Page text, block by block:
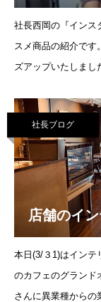
社長西岡の『インス
スメ商品の紹介です
ズアップいたしまし
社長ブログ
店舗のイ
本日(3/３1)はインテ
のカフェのグランド
さんに異業種からの